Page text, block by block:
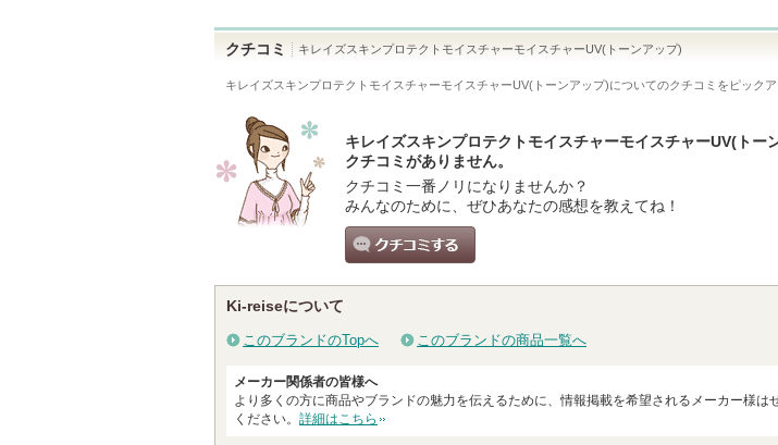
クチコミ キレイズスキンプロテクトモイスチャーモイスチャーUV(トーンアップ)
キレイズスキンプロテクトモイスチャーモイスチャーUV(トーンアップ)についてのクチコミをピックア
キレイズスキンプロテクトモイスチャーモイスチャーUV(トー
クチコミがありません。
クチコミ一番ノリになりませんか？
みんなのために、ぜひあなたの感想を教えてね！
Ki-reiseについて
このブランドのTopへ このブランドの商品一覧へ
メーカー関係者の皆様へ
より多くの方に商品やブランドの魅力を伝えるために、情報掲載を希望されるメーカー様は
ください。 詳細はこちら